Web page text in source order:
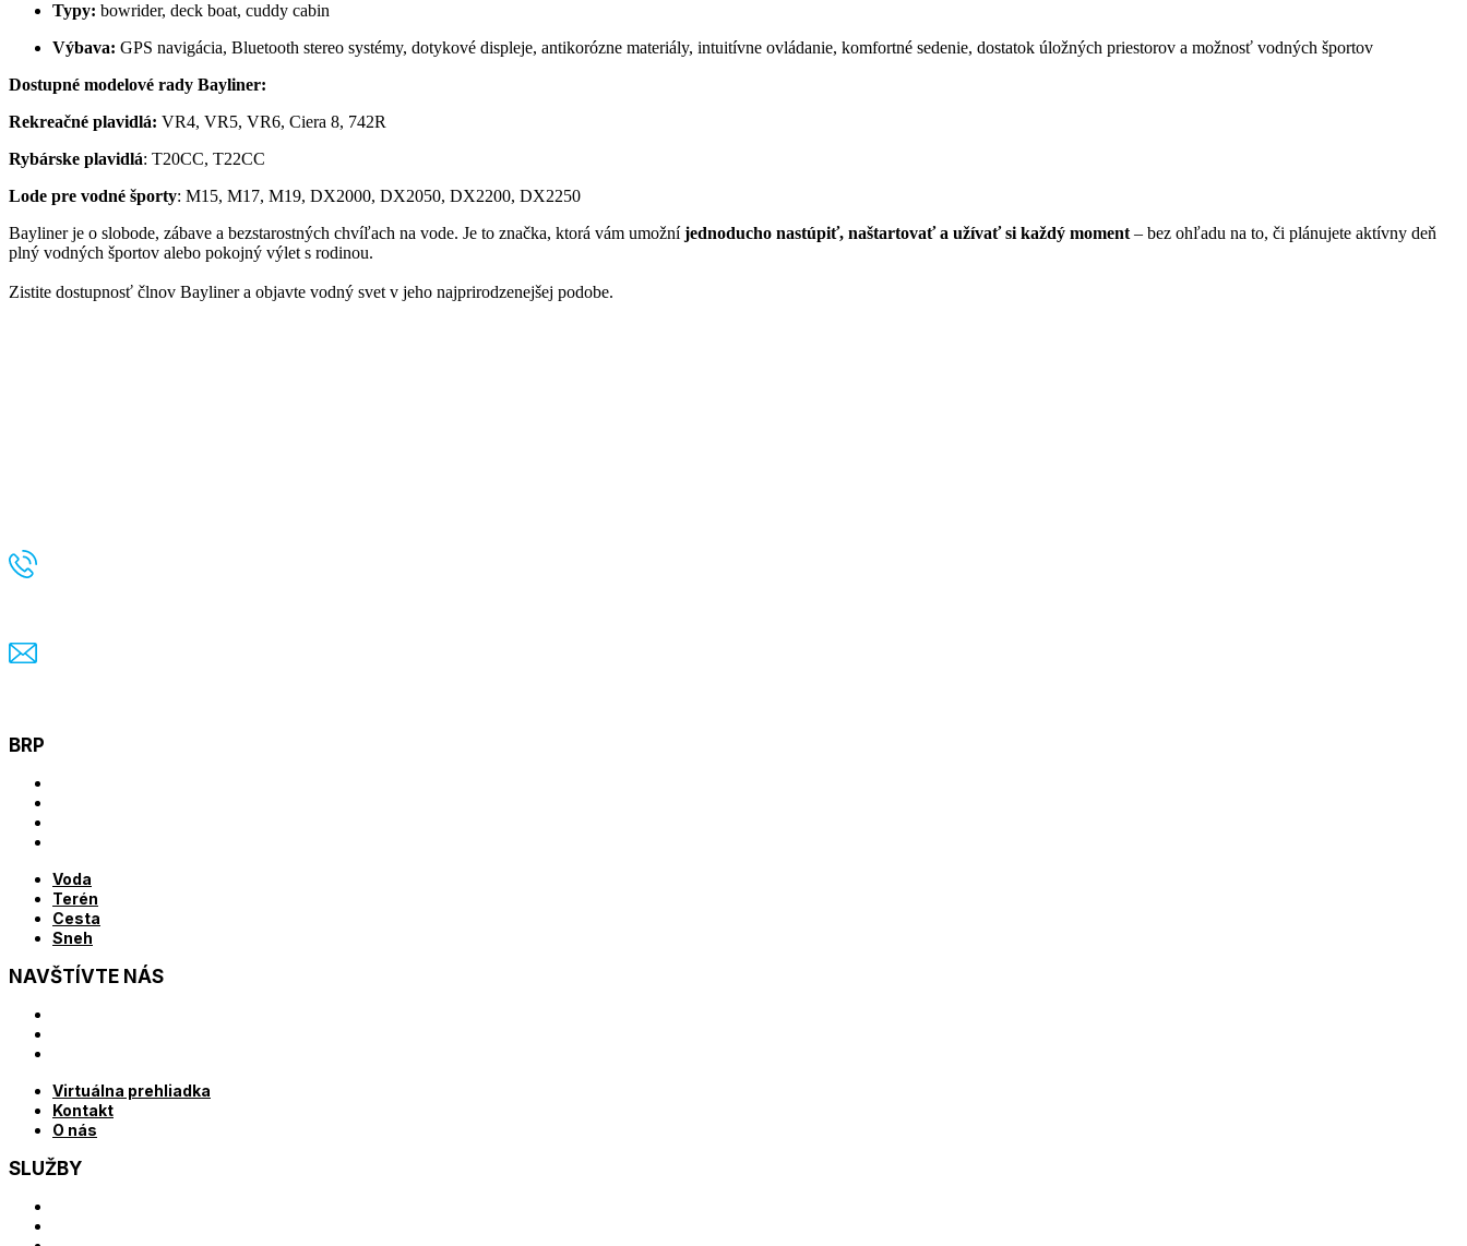
Typy: bowrider, deck boat, cuddy cabin
Výbava: GPS navigácia, Bluetooth stereo systémy, dotykové displeje, antikorózne materiály, intuitívne ovládanie, komfortné sedenie, dostatok úložných priestorov a možnosť vodných športov
Dostupné modelové rady Bayliner:
Rekreačné plavidlá: VR4, VR5, VR6, Ciera 8, 742R
Rybárske plavidlá: T20CC, T22CC
Lode pre vodné športy: M15, M17, M19, DX2000, DX2050, DX2200, DX2250
Bayliner je o slobode, zábave a bezstarostných chvíľach na vode. Je to značka, ktorá vám umožníjednoducho nastúpiť, naštartovať a užívať si každý moment – bez ohľadu na to, či plánujete aktívny deň
plný vodných športov alebo pokojný výlet s rodinou.
Zistite dostupnosť člnov Bayliner a objavte vodný svet v jeho najprirodzenejšej podobe.
BRP
Voda
Terén
Cesta
Sneh
NAVŠTÍVTE NÁS
Virtuálna prehliadka
Kontakt
O nás
SLUŽBY